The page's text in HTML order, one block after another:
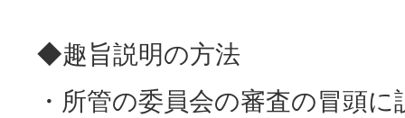
◆趣旨説明の方法
・所管の委員会の審査の冒頭